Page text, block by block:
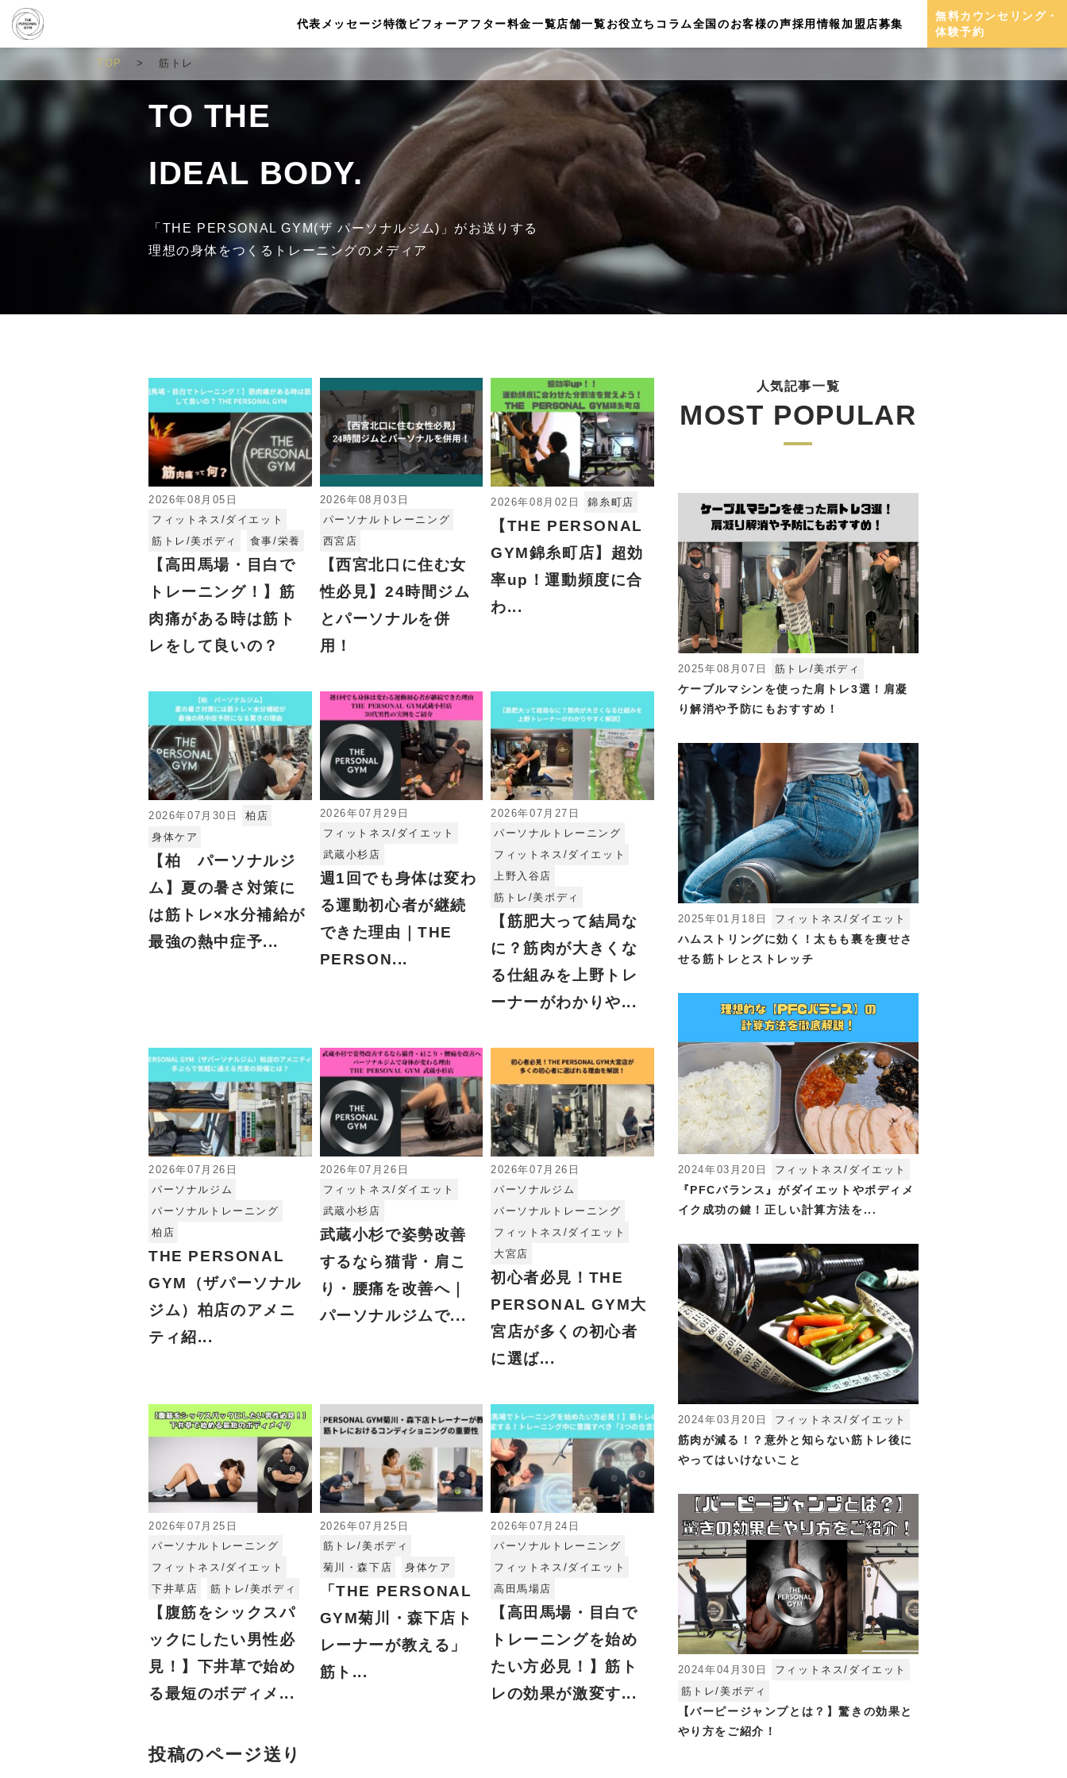
代表メッセージ特徴 ビフォーアフター料金一覧店舗一覧お役立ちコラム全国のお客様の声採用情報 加盟店募集
無料カウンセリング・
体験予約
TOP 筋トレ
TO THE
IDEAL BODY.
「THE PERSONAL GYM(ザ パーソナルジム)」がお送りする
理想の身体をつくるトレーニングのメディア
2026年08月05日
フィットネス/ダイエット
筋トレ/美ボディ
食事/栄養
【高田馬場・目白で
トレーニング！】筋
肉痛がある時は筋ト
レをして良いの？
2026年08月03日
パーソナルトレーニング
西宮店
【西宮北口に住む女
性必見】24時間ジム
とパーソナルを併
用！
2026年08月02日 錦糸町店
【THE PERSONAL
GYM錦糸町店】超効
率up！運動頻度に合
わ...
2026年07月30日
柏店
身体ケア
【柏 パーソナルジ
ム】夏の暑さ対策に
は筋トレ×水分補給が
最強の熱中症予...
2026年07月29日
フィットネス/ダイエット
武蔵小杉店
週1回でも身体は変わ
る運動初心者が継続
できた理由｜THE
PERSON...
2026年07月27日
パーソナルトレーニング
フィットネス/ダイエット
上野入谷店
筋トレ/美ボディ
【筋肥大って結局な
に？筋肉が大きくな
る仕組みを上野トレ
ーナーがわかりや...
2026年07月26日
パーソナルジム
パーソナルトレーニング
柏店
THE PERSONAL
GYM（ザパーソナル
ジム）柏店のアメニ
ティ紹...
2026年07月26日
フィットネス/ダイエット
武蔵小杉店
武蔵小杉で姿勢改善
するなら猫背・肩こ
り・腰痛を改善へ｜
パーソナルジムで...
2026年07月26日
パーソナルジム
パーソナルトレーニング
フィットネス/ダイエット
大宮店
初心者必見！THE
PERSONAL GYM大
宮店が多くの初心者
に選ば...
2026年07月25日
パーソナルトレーニング
フィットネス/ダイエット
下井草店
筋トレ/美ボディ
【腹筋をシックスパ
ックにしたい男性必
見！】下井草で始め
る最短のボディメ...
2026年07月25日
筋トレ/美ボディ
菊川・森下店
身体ケア
「THE PERSONAL
GYM菊川・森下店ト
レーナーが教える」
筋ト...
2026年07月24日
パーソナルトレーニング
フィットネス/ダイエット
高田馬場店
【高田馬場・目白で
トレーニングを始め
たい方必見！】筋ト
レの効果が激変す...
投稿のページ送り
人気記事一覧
MOST POPULAR
2025年08月07日 筋トレ/美ボディ
ケーブルマシンを使った肩トレ3選！肩凝
り解消や予防にもおすすめ！
2025年01月18日 フィットネス/ダイエット
ハムストリングに効く！太もも裏を痩せさ
せる筋トレとストレッチ
2024年03月20日 フィットネス/ダイエット
『PFCバランス』がダイエットやボディメ
イク成功の鍵！正しい計算方法を...
2024年03月20日 フィットネス/ダイエット
筋肉が減る！？意外と知らない筋トレ後に
やってはいけないこと
2024年04月30日
フィットネス/ダイエット
筋トレ/美ボディ
【バーピージャンプとは？】驚きの効果と
やり方をご紹介！